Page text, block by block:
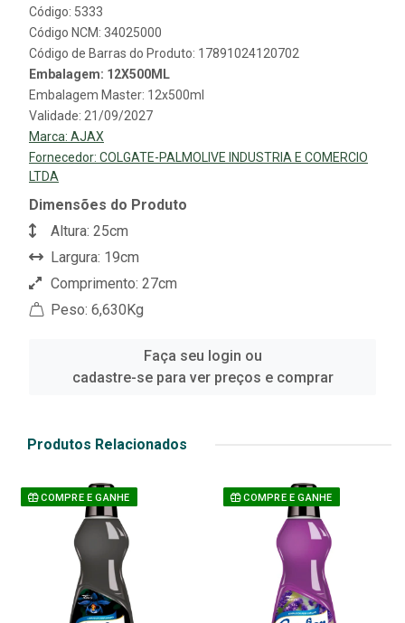
Código: 5333
Código NCM: 34025000
Código de Barras do Produto: 17891024120702
Embalagem: 12X500ML
Embalagem Master: 12x500ml
Validade: 21/09/2027
Marca: AJAX
Fornecedor: COLGATE-PALMOLIVE INDUSTRIA E COMERCIO
LTDA
Dimensões do Produto
Altura: 25cm
Largura: 19cm
Comprimento: 27cm
Peso: 6,630Kg
Faça seu login ou
cadastre-se para ver preços e comprar
Produtos Relacionados
COMPRE E GANHE COMPRE E GANHE